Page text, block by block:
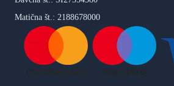
Matična št.: 2188678000